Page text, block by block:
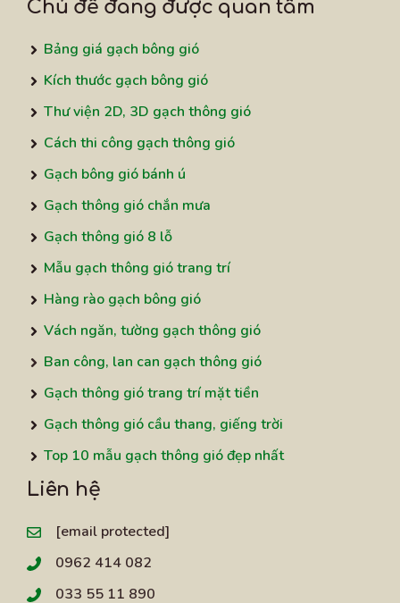
Chủ đề đang được quan tâm
Bảng giá gạch bông gió
Kích thước gạch bông gió
Thư viện 2D, 3D gạch thông gió
Cách thi công gạch thông gió
Gạch bông gió bánh ú
Gạch thông gió chắn mưa
Gạch thông gió 8 lỗ
Mẫu gạch thông gió trang trí
Hàng rào gạch bông gió
Vách ngăn, tường gạch thông gió
Ban công, lan can gạch thông gió
Gạch thông gió trang trí mặt tiền
Gạch thông gió cầu thang, giếng trời
Top 10 mẫu gạch thông gió đẹp nhất
Liên hệ
[email protected]
0962 414 082
033 55 11 890